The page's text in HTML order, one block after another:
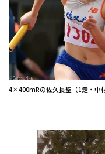
4×400mRの佐久長聖（1走・中